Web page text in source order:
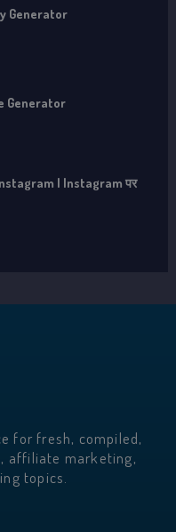
Generator
Generator
| Instagram पर
for fresh, compiled,
affiliate marketing,
topics.